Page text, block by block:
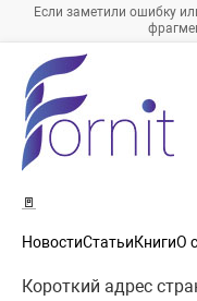
Если заметили ошибку
🚪
НовостиСтатьиКнигиО
Короткий адрес